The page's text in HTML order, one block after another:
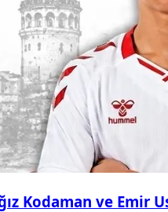
Kodaman ve Emir